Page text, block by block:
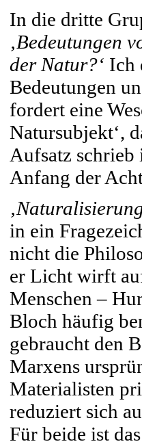
In die dritte
‚Bedeutungen
der Natur?‘ Ich
Bedeutungen
fordert eine
Natursubjekt‘,
Aufsatz schrieb
Anfang der
in ein
nicht die
er Licht wirft
Menschen –
Bloch häufig
gebraucht den
Marxens
Materialisten
reduziert sich
Für beide ist